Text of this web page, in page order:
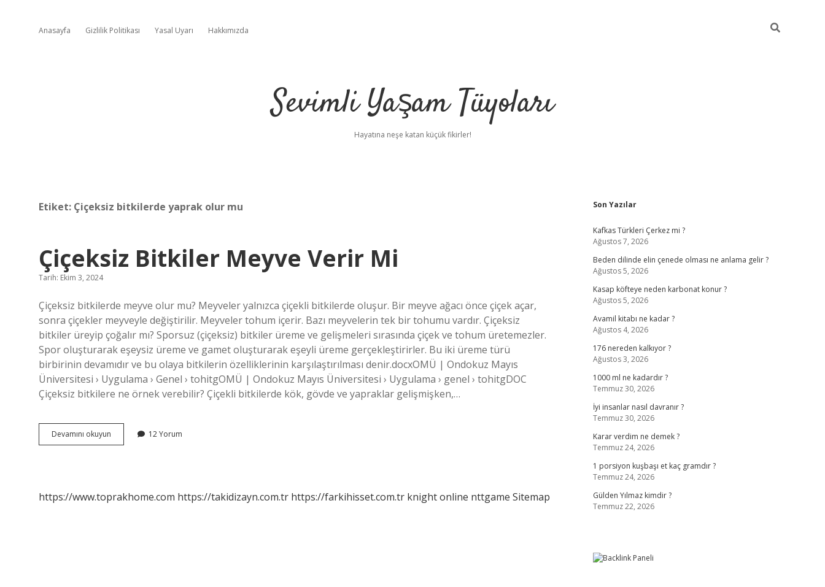
Anasayfa Gizlilik Politikası Yasal Uyarı Hakkımızda
Sevimli Yaşam Tüyoları
Hayatına neşe katan küçük fikirler!
Etiket: Çiçeksiz bitkilerde yaprak olur mu
Çiçeksiz Bitkiler Meyve Verir Mi
Tarih: Ekim 3, 2024
Çiçeksiz bitkilerde meyve olur mu? Meyveler yalnızca çiçekli bitkilerde oluşur. Bir meyve ağacı önce çiçek açar,
sonra çiçekler meyveyle değiştirilir. Meyveler tohum içerir. Bazı meyvelerin tek bir tohumu vardır. Çiçeksiz
bitkiler üreyip çoğalır mı? Sporsuz (çiçeksiz) bitkiler üreme ve gelişmeleri sırasında çiçek ve tohum üretemezler.
Spor oluşturarak eşeysiz üreme ve gamet oluşturarak eşeyli üreme gerçekleştirirler. Bu iki üreme türü
birbirinin devamıdır ve bu olaya bitkilerin özelliklerinin karşılaştırılması denir.docxOMÜ | Ondokuz Mayıs
Üniversitesi › Uygulama › Genel › tohitgOMÜ | Ondokuz Mayıs Üniversitesi › Uygulama › genel › tohitgDOC
Çiçeksiz bitkilere ne örnek verebilir? Çiçekli bitkilerde kök, gövde ve yapraklar gelişmişken,…
Devamını okuyun Çiçeksiz
Bitkiler
12 Yorum
https://www.toprakhome.com https://takidizayn.com.tr https://farkihisset.com.tr knight online nttgame Sitemap
Sidebar
Son Yazılar
Kafkas Türkleri Çerkez mi ?
Ağustos 7, 2026
Beden dilinde elin çenede olması ne anlama gelir ?
Ağustos 5, 2026
Kasap köfteye neden karbonat konur ?
Ağustos 5, 2026
Avamil kitabı ne kadar ?
Ağustos 4, 2026
176 nereden kalkıyor ?
Ağustos 3, 2026
1000 ml ne kadardır ?
Temmuz 30, 2026
İyi insanlar nasıl davranır ?
Temmuz 30, 2026
Karar verdim ne demek ?
Temmuz 24, 2026
1 porsiyon kuşbaşı et kaç gramdır ?
Temmuz 24, 2026
Gülden Yılmaz kimdir ?
Temmuz 22, 2026